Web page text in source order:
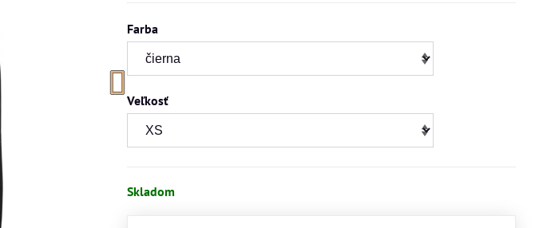
Farba
Veľkosť
Skladom